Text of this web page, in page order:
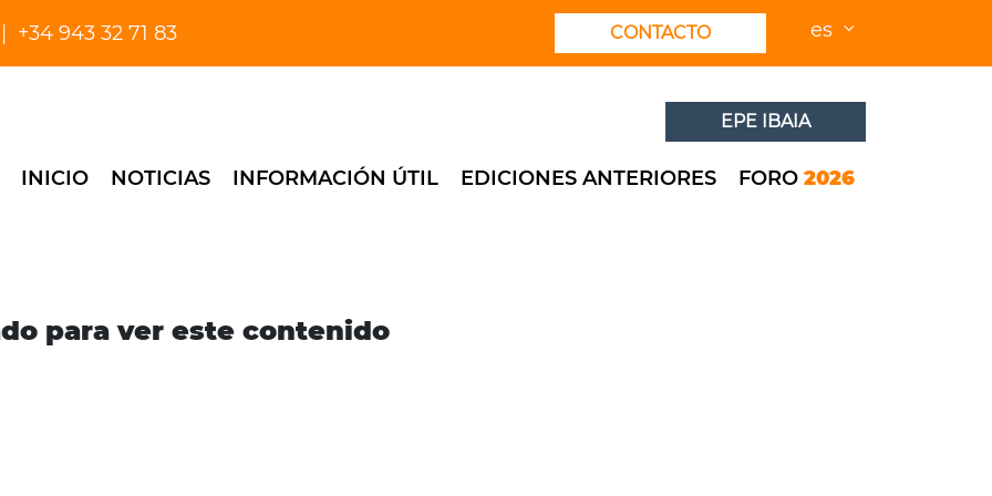
+34 943 32 71 83 CONTACTO es
EPE IBAIA
INICIO NOTICIAS INFORMACIÓN ÚTIL EDICIONES ANTERIORES FORO 2026
para ver este contenido